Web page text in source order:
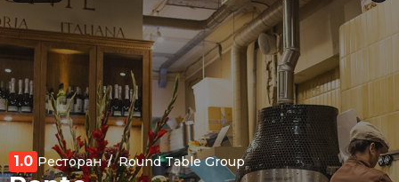
1.0 Ресторан / Round Table Group